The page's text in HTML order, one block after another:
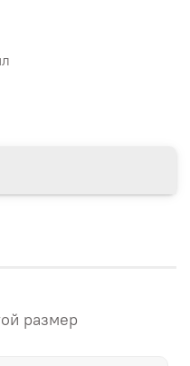
живописи, только
размер